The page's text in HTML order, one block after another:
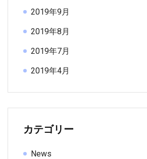
2019年9月
2019年8月
2019年7月
2019年4月
カテゴリー
News